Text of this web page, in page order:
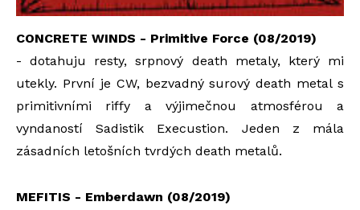
CONCRETE WINDS - Primitive Force (08/2019)
- dotahuju resty, srpnový death metaly, který mi
utekly. První je CW, bezvadný surový death metal s
primitivními riffy a výjimečnou atmosférou a
vyndaností Sadistik Execustion. Jeden z mála
zásadních letošních tvrdých death metalů.
MEFITIS - Emberdawn (08/2019)